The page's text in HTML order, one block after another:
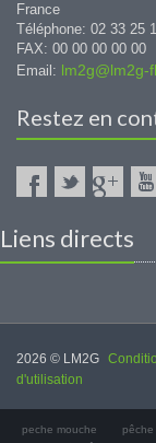
France
Téléphone: 02 33 25
FAX: 00 00 00 00 00
Email: lm2g@lm2g-
Restez en
Liens directs
2026 © LM2G
d'utilisation
peche mouche pêche